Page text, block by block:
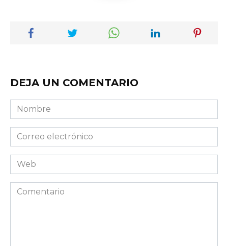
DEJA UN COMENTARIO
Nombre
Correo
electrónico
Web
Comentario